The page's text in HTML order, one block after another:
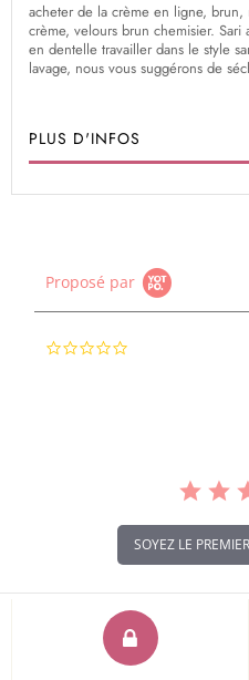
acheter de la crème en ligne, brun,
crème, velours brun chemisier.
en dentelle travailler dans le style
lavage, nous vous suggérons de
PLUS D'INFOS
Proposé par
SOYEZ LE